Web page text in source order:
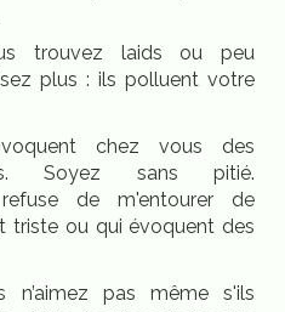
trouvez laids ou peu
plus : ils polluent votre
chez vous des
Soyez sans pitié.
refuse de m'entourer de
triste ou qui évoquent des
pas même s'ils